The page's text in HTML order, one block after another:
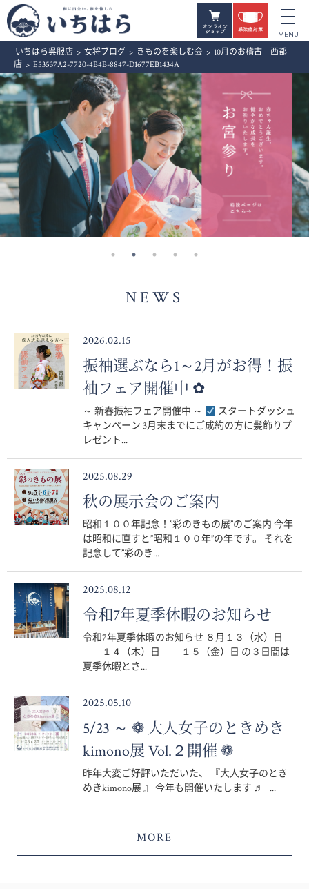
いちはら呉服店 > 女将ブログ > きものを楽しむ会 > 10月のお稽古 西都
店 > E53537A2-7720-4B4B-8847-D1677EB1434A
NEWS
2026.02.15
振袖選ぶなら1～2月がお得！振
袖フェア開催中 ✿
～ 新春振袖フェア開催中 ～
スタートダッシュ
キャンペーン 3月末までにご成約の方に髪飾りプ
レゼント...
2025.08.29
秋の展示会のご案内
昭和１００年記念！”彩のきもの展”のご案内 今年
は昭和に直すと”昭和１００年”の年です。 それを
記念して”彩のき...
2025.08.12
令和7年夏季休暇のお知らせ
令和7年夏季休暇のお知らせ ８月１３（水）日
１４（木）日 １５（金）日 の３日間は
夏季休暇とさ...
2025.05.10
5/23 ～ ❁ 大人女子のときめき
kimono展 Vol.２開催 ❁
昨年大変ご好評いただいた、 『大人女子のとき
めきkimono展 』 今年も開催いたします ♬ ...
MORE